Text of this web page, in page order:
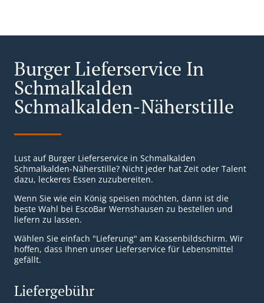
Burger Lieferservice In
Schmalkalden
Schmalkalden-Näherstille
Lust auf Burger Lieferservice in Schmalkalden
Schmalkalden-Näherstille? Nicht jeder hat Zeit oder Talent
dazu, leckeres Essen zuzubereiten.
Wenn Sie wie ein König speisen möchten, dann ist die
beste Wahl bei EscoBar Wernshausen zu bestellen und
liefern zu lassen.
Wählen Sie einfach "Lieferung" am Kassenbildschirm. Wir
hoffen, dass Ihnen unser Lieferservice für Lebensmittel
gefällt.
Liefergebühr